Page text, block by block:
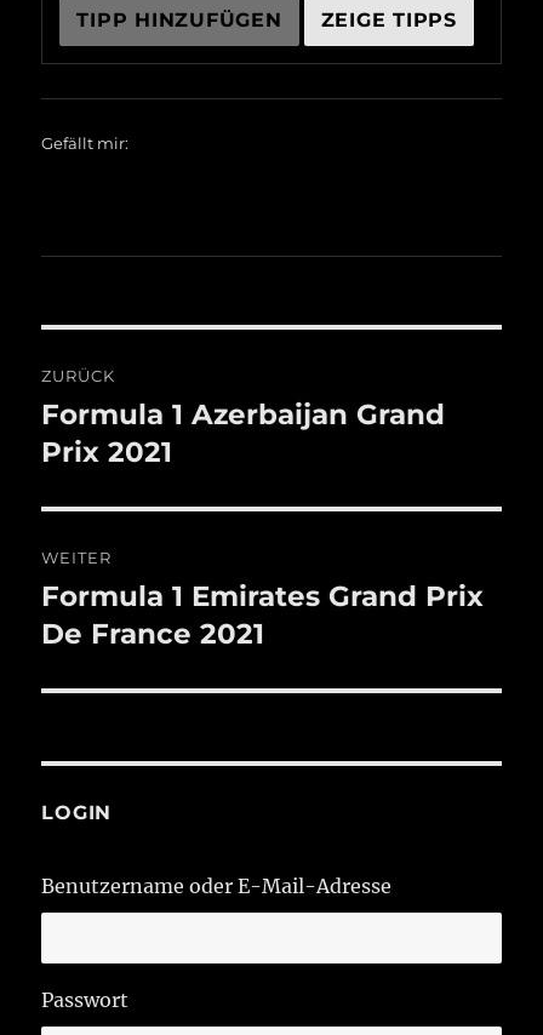
Gefällt mir:
ZURÜCK
Vorheriger
Beitrag:
Formula 1 Azerbaijan Grand
Prix 2021
WEITER
Nächster
Beitrag:
Formula 1 Emirates Grand Prix
De France 2021
LOGIN
Benutzername oder E-Mail-Adresse
Passwort